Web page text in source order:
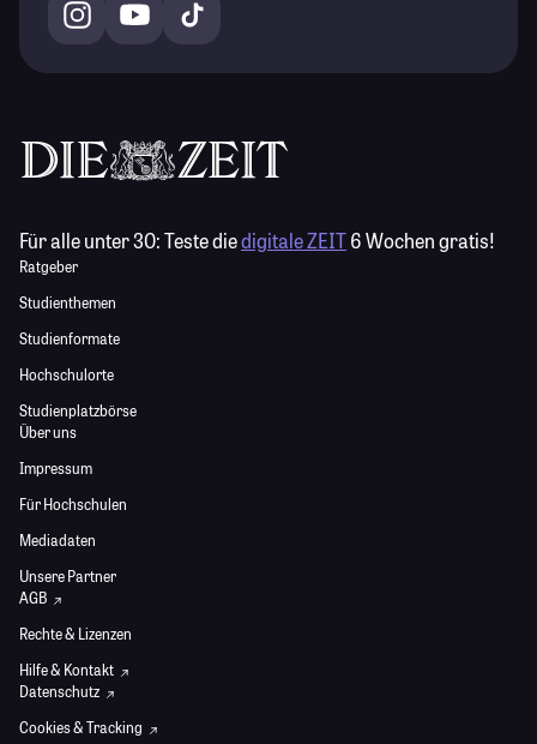
Für alle unter 30:Teste diedigitale ZEIT6 Wochen gratis!
Ratgeber
Studienthemen
Studienformate
Hochschulorte
Studienplatzbörse
Über uns
Impressum
Für Hochschulen
Mediadaten
Unsere Partner
AGB
Rechte & Lizenzen
Hilfe & Kontakt
Datenschutz
Cookies & Tracking